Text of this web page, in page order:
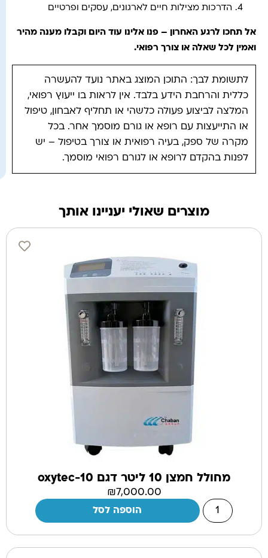
הדרכות מצילות חיים לארגונים, עסקים ופרטיים
אל תחכו לרגע האחרון – פנו אלינו עוד היום וקבלו מענה מהיר
ואמין לכל שאלה או צורך רפואי.
לתשומת לבך: התוכן המוצג באתר נועד להעשרה
כללית והרחבת הידע בלבד. אין לראות בו ייעוץ רפואי,
המלצה לביצוע פעולה כלשהי או תחליף לאבחון, טיפול
או התייעצות עם רופא או גורם מוסמך אחר. בכל
מקרה של ספק, בעיה רפואית או צורך בטיפול – יש
לפנות בהקדם לרופא או לגורם רפואי מוסמך.
מוצרים שאולי יעניינו אותך
מחולל חמצן 10 ליטר דגם oxytec-10
₪7,000.00
הוספה לסל